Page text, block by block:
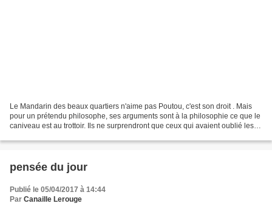
Le Mandarin des beaux quartiers n'aime pas Poutou, c'est son droit . Mais
pour un prétendu philosophe, ses arguments sont à la philosophie ce que le
caniveau est au trottoir. Ils ne surprendront que ceux qui avaient oublié les
pensée du jour
Publié le 05/04/2017 à 14:44
Par Canaille Lerouge